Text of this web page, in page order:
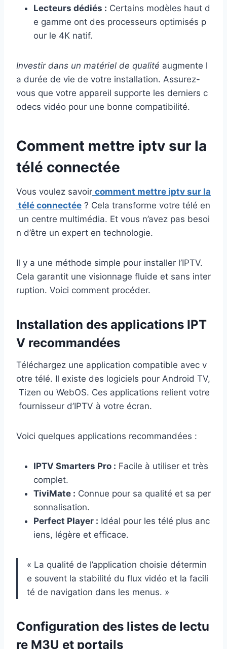
Lecteurs dédiés : Certains modèles haut d
e gamme ont des processeurs optimisés p
our le 4K natif.
Investir dans un matériel de qualité augmente l
a durée de vie de votre installation. Assurez-
vous que votre appareil supporte les derniers c
odecs vidéo pour une bonne compatibilité.
Comment mettre iptv sur la
télé connectée
Vous voulez savoir comment mettre iptv sur la
télé connectée ? Cela transforme votre télé en
un centre multimédia. Et vous n’avez pas besoi
n d’être un expert en technologie.
Il y a une méthode simple pour installer l’IPTV.
Cela garantit une visionnage fluide et sans inter
ruption. Voici comment procéder.
Installation des applications IPT
V recommandées
Téléchargez une application compatible avec v
otre télé. Il existe des logiciels pour Android TV,
Tizen ou WebOS. Ces applications relient votre
fournisseur d’IPTV à votre écran.
Voici quelques applications recommandées :
IPTV Smarters Pro : Facile à utiliser et très
complet.
TiviMate : Connue pour sa qualité et sa per
sonnalisation.
Perfect Player : Idéal pour les télé plus anc
iens, légère et efficace.
« La qualité de l’application choisie détermin
e souvent la stabilité du flux vidéo et la facili
té de navigation dans les menus. »
Configuration des listes de lectu
re M3U et portails